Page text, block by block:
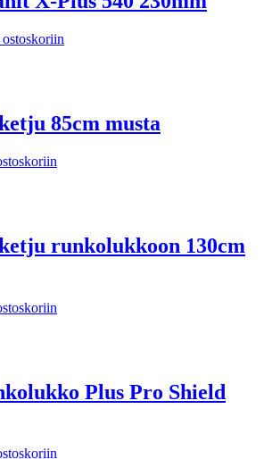
85cm musta
runkolukkoon 130cm
Plus Pro Shield